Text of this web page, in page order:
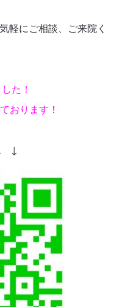
軽にご相談、ご来院く
た！
おります！
↓